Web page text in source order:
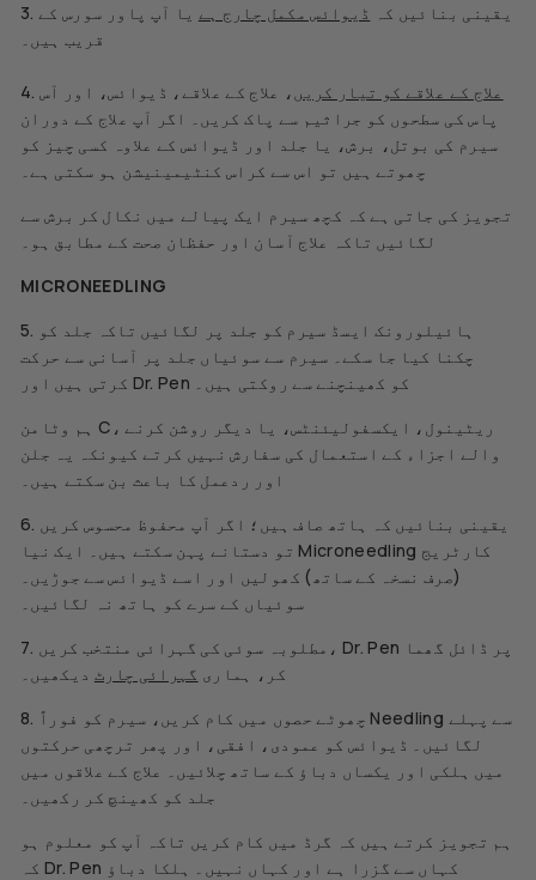
3. یقینی بنائیں کہ ڈیوائس مکمل چارج ہے یا آپ پاور سورس کے
قریب ہیں۔
4. علاج کے علاقے کو تیار کریں، علاج کے علاقے، ڈیوائس، اور آس
پاس کی سطحوں کو جراثیم سے پاک کریں۔ اگر آپ علاج کے دوران
سیرم کی بوتل، برش، یا جلد اور ڈیوائس کے علاوہ کسی چیز کو
چھوتے ہیں تو اس سے کراس کنٹیمینیشن ہو سکتی ہے۔
تجویز کی جاتی ہے کہ کچھ سیرم ایک پیالے میں نکال کر برش سے
لگائیں تاکہ علاج آسان اور حفظان صحت کے مطابق ہو۔
MICRONEEDLING
5. ہائیلورونک ایسڈ سیرم کو جلد پر لگائیں تاکہ جلد کو
چکنا کیا جا سکے۔ سیرم سے سوئیاں جلد پر آسانی سے حرکت
کرتی ہیں اور Dr. Pen کو کھینچنے سے روکتی ہیں۔
ہم وٹامن C، ریٹینول، ایکسفولیئنٹس، یا دیگر روشن کرنے
والے اجزاء کے استعمال کی سفارش نہیں کرتے کیونکہ یہ جلن
اور ردعمل کا باعث بن سکتے ہیں۔
6. یقینی بنائیں کہ ہاتھ صاف ہیں؛ اگر آپ محفوظ محسوس کریں
تو دستانے پہن سکتے ہیں۔ ایک نیا Microneedling کارٹریج
(صرف نسخہ کے ساتھ) کھولیں اور اسے ڈیوائس سے جوڑیں۔
سوئیاں کے سرے کو ہاتھ نہ لگائیں۔
7. مطلوبہ سوئی کی گہرائی منتخب کریں، Dr. Pen پر ڈائل گھما
کر، ہماری گہرائی چارٹ دیکھیں۔
8. چھوٹے حصوں میں کام کریں، سیرم کو فوراً Needling سے پہلے
لگائیں۔ ڈیوائس کو عمودی، افقی، اور پھر ترچھی حرکتوں
میں ہلکی اور یکساں دباؤ کے ساتھ چلائیں۔ علاج کے علاقوں میں
جلد کو کھینچ کر رکھیں۔
ہم تجویز کرتے ہیں کہ گرڈ میں کام کریں تاکہ آپ کو معلوم ہو
کہ Dr. Pen کہاں سے گزرا ہے اور کہاں نہیں۔ ہلکا دباؤ